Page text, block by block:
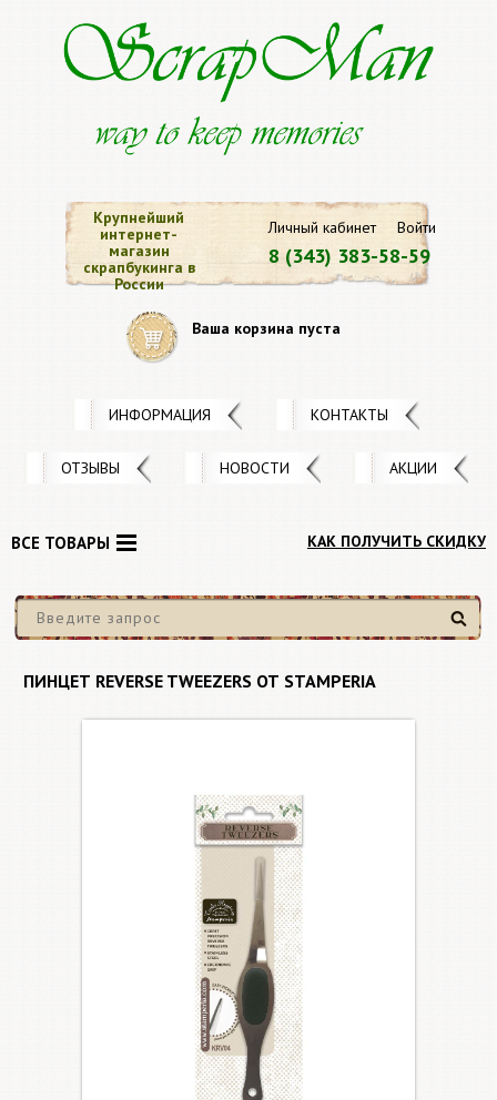
Личный кабинет Войти
8 (343) 383-58-59
Крупнейший
интернет-
магазин
скрапбукинга в
России
Ваша корзина пуста
ИНФОРМАЦИЯ КОНТАКТЫ
ОТЗЫВЫ НОВОСТИ АКЦИИ
КАК ПОЛУЧИТЬ СКИДКУ
Найти
ВСЕ ТОВАРЫ
ПИНЦЕТ REVERSE TWEEZERS ОТ STAMPERIA